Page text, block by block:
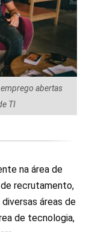
abertas
TI
na área de
recrutamento,
áreas de
de tecnologia,